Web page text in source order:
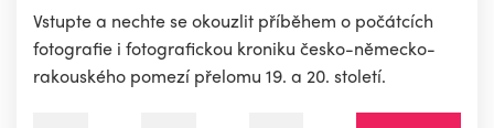
Vstupte a nechte se okouzlit příběhem o počátcích
fotografie i fotografickou kroniku česko-německo-
rakouského pomezí přelomu 19. a 20. století.